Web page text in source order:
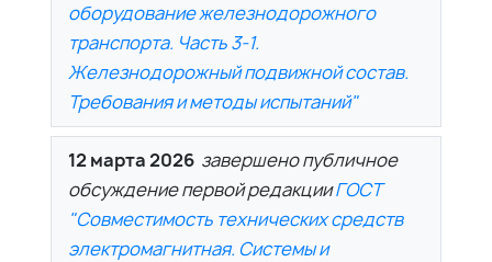
оборудование железнодорожного
транспорта. Часть 3-1.
Железнодорожный подвижной состав.
Требования и методы испытаний"
12 марта 2026 завершено публичное
обсуждение первой редакцииГОСТ
"Совместимость технических средств
электромагнитная. Системы и